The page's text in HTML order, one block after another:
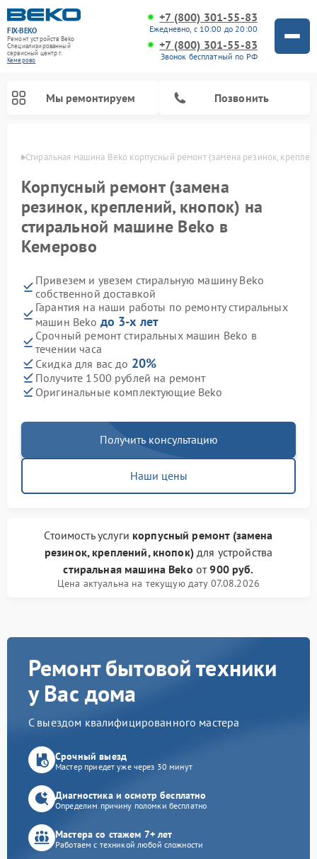
FIX-BEKO
Ремонт устройств Beko
Специализированный
cервисный центр г.
Кемерово
+7 (800) 301-55-83
Ежедневно, с 10:00 до 20:00
+7 (800) 301-55-83
Звонок бесплатный по РФ
Мы ремонтируем Позвонить
Стиральная машина Beko корпусный ремонт (замена резинок,
Корпусный ремонт (замена
резинок, креплений, кнопок) на
стиральной машине Beko в
Кемерово
Привезем и увезем стиральную машину Beko
собственной доставкой
Гарантия на наши работы по ремонту стиральных
машин Beko до 3-х лет
Срочный ремонт стиральных машин Beko в
течении часа
Скидка для вас до 20%
Получите 1500 рублей на ремонт
Оригинальные комплектующие Beko
Получить консультацию
Наши цены
Стоимость услуги корпусный ремонт (замена
резинок, креплений, кнопок)для устройства
стиральная машина Beko от900 руб.
Цена актуальна на текущую дату 07.08.2026
Ремонт бытовой техники
у Вас дома
С выездом квалифицированного мастера
Срочный выезд
Мастер приедет уже через 30 минут
Диагностика и осмотр бесплатно
Определим причину поломки бесплатно
Мастера со стажем 7+ лет
Работаем с техникой любой сложности